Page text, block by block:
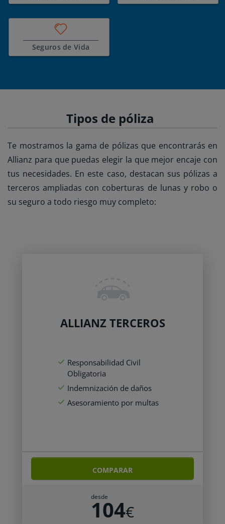
Seguros de Vida
Tipos de póliza
Te mostramos la gama de pólizas que encontrarás en
Allianz para que puedas elegir la que mejor encaje con
tus necesidades. En este caso, destacan sus pólizas a
terceros ampliadas con coberturas de lunas y robo o
su seguro a todo riesgo muy completo:
ALLIANZ TERCEROS
Responsabilidad Civil
Obligatoria
Indemnización de daños
Asesoramiento por multas
COMPARAR
desde
104€